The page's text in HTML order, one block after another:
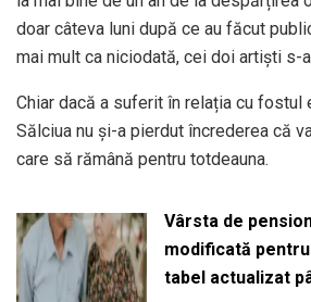
doar câteva luni după ce au făcut
mai mult ca niciodată, cei doi artiști s-
Chiar dacă a suferit în relația cu fostul
Sălciua nu și-a pierdut încrederea că
care să rămână pentru totdeauna.
Vârsta de
modificată
tabel actualizat